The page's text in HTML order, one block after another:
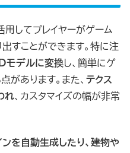
用してプレイヤーがゲーム
すことができます。特に注
モデルに変換し、簡単にゲ
があります。また、 テクス
れ、カスタマイズの幅が非常
を自動生成したり、建物や